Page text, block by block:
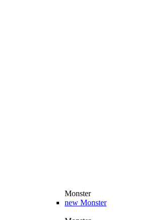
Monster
new Monster